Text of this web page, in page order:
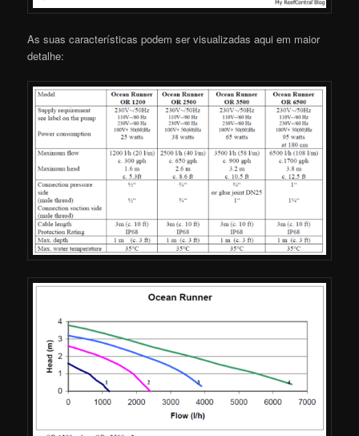
As suas características podem ser visualizadas aqui em maior
detalhe: